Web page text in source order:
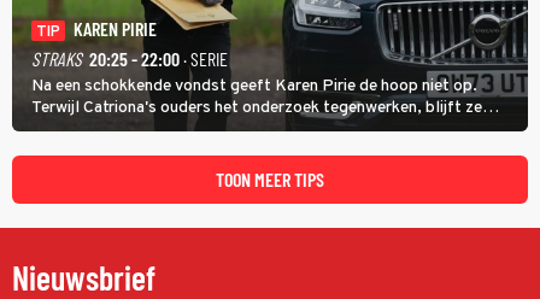
TIP
KAREN PIRIE
STRAKS 20:25 - 22:00· SERIE
Na een schokkende vondst geeft Karen Pirie de hoop niet op.
Terwijl Catriona's ouders het onderzoek tegenwerken, blijft ze
speuren naar Adam. In deze slotaflevering van Karen Pirie leidt het
spoor via Frankrijk en Italië naar Malta.
TOON MEER TIPS
Nieuwsbrief